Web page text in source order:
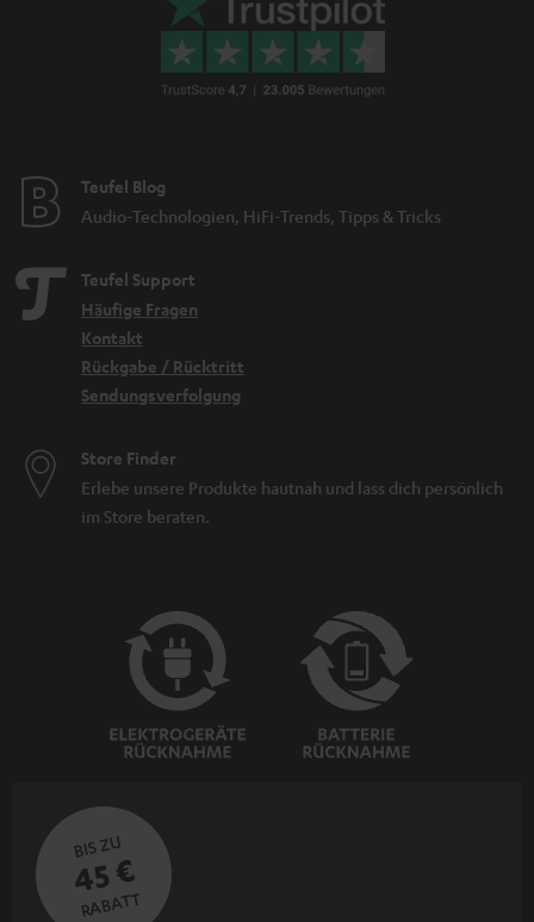
Teufel Blog
Audio-Technologien, HiFi-Trends, Tipps & Tricks
Teufel Support
Häufige Fragen
Kontakt
Rückgabe / Rücktritt
Sendungsverfolgung
Store Finder
Erlebe unsere Produkte hautnah und lass dich persönlich
im Store beraten.
BIS ZU
45 €
RABATT